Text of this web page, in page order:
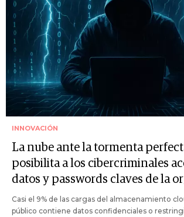
INNOVACIÓN
La nube ante la tormenta
posibilita a los cibercriminales
datos y passwords claves de la
Casi el 9% de las cargas del almacenamiento
público contiene datos confidenciales o